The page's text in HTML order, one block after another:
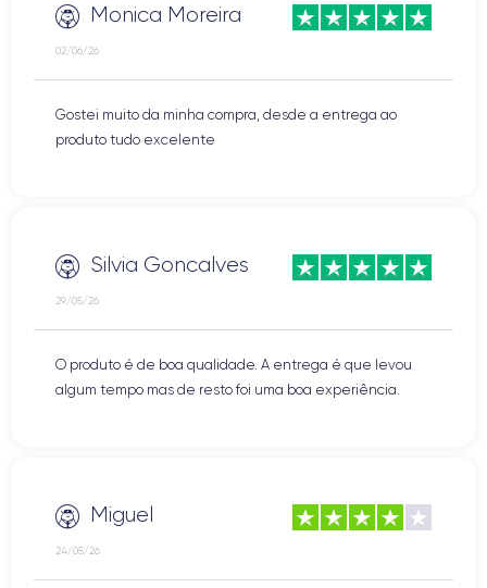
Monica Moreira
02/06/26
Gostei muito da minha compra, desde a entrega ao
produto tudo excelente
Silvia Goncalves
29/05/26
O produto é de boa qualidade. A entrega é que levou
algum tempo mas de resto foi uma boa experiência.
Miguel
24/05/26